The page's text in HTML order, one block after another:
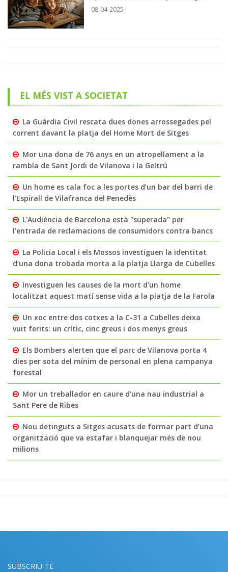
08-04-2025
EL MÉS VIST A SOCIETAT
La Guàrdia Civil rescata dues dones arrossegades pel
corrent davant la platja del Home Mort de Sitges
Mor una dona de 76 anys en un atropellament a la
rambla de Sant Jordi de Vilanova i la Geltrú
Un home es cala foc a les portes d’un bar del barri de
l’Espirall de Vilafranca del Penedès
L'Audiència de Barcelona està "superada" per
l'entrada de reclamacions de consumidors contra bancs
La Policia Local i els Mossos investiguen la identitat
d’una dona trobada morta a la platja Llarga de Cubelles
Investiguen les causes de la mort d'un home
localitzat aquest matí sense vida a la platja de la Farola
Un xoc entre dos cotxes a la C-31 a Cubelles deixa
vuit ferits: un crític, cinc greus i dos menys greus
Els Bombers alerten que el parc de Vilanova porta 4
dies per sota del mínim de personal en plena campanya
forestal
Mor un treballador en caure d’una nau industrial a
Sant Pere de Ribes
Nou detinguts a Sitges acusats de formar part d’una
organització que va estafar i blanquejar més de nou
milions
SUBSCRIU-TE